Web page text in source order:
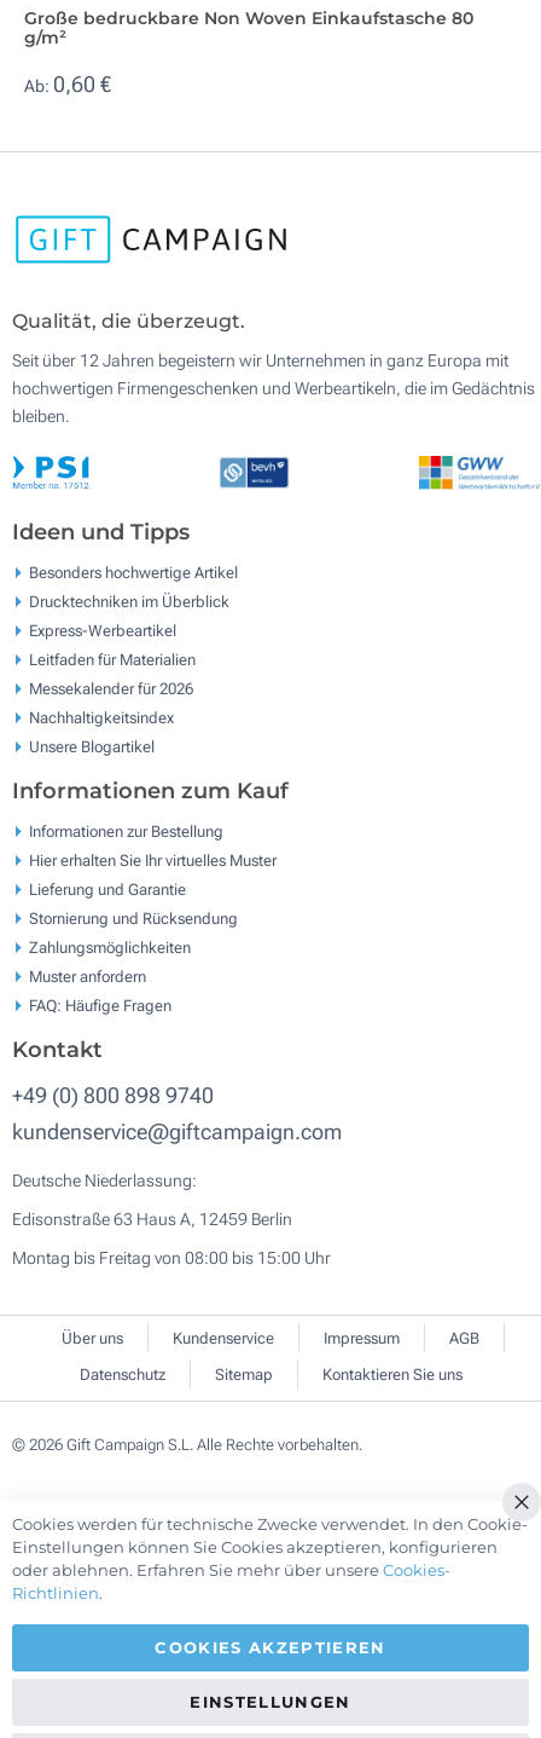
Große bedruckbare Non Woven Einkaufstasche 80
g/m²
Ab: 0,60 €
Qualität, die überzeugt.
Seit über 12 Jahren begeistern wir Unternehmen in ganz Europa mit
hochwertigen Firmengeschenken und Werbeartikeln, die im Gedächtnis
bleiben.
Ideen und Tipps
Besonders hochwertige Artikel
Drucktechniken im Überblick
Express-Werbeartikel
Leitfaden für Materialien
Messekalender für 2026
Nachhaltigkeitsindex
Unsere Blogartikel
Informationen zum Kauf
Informationen zur Bestellung
Hier erhalten Sie Ihr virtuelles Muster
Lieferung und Garantie
Stornierung und Rücksendung
Zahlungsmöglichkeiten
Muster anfordern
FAQ: Häufige Fragen
Kontakt
+49 (0) 800 898 9740
kundenservice@giftcampaign.com
Deutsche Niederlassung:
Edisonstraße 63 Haus A, 12459 Berlin
Montag bis Freitag von 08:00 bis 15:00 Uhr
Über uns Kundenservice Impressum
AGB
Datenschutz
Sitemap Kontaktieren Sie uns
© 2026 Gift Campaign S.L. Alle Rechte vorbehalten.
Cookies werden für technische Zwecke verwendet. In den Cookie-
Einstellungen können Sie Cookies akzeptieren, konfigurieren
oder ablehnen. Erfahren Sie mehr über unsereCookies-
Richtlinien.
COOKIES AKZEPTIEREN
EINSTELLUNGEN